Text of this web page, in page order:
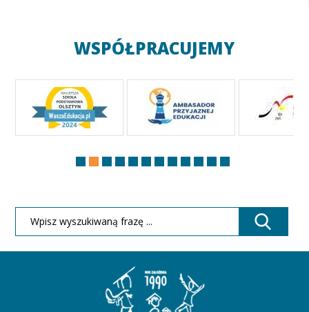
WSPÓŁPRACUJEMY